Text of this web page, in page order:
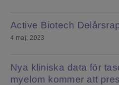
Active Biotech
4 maj, 2023
Nya kliniska data för
myelom kommer att